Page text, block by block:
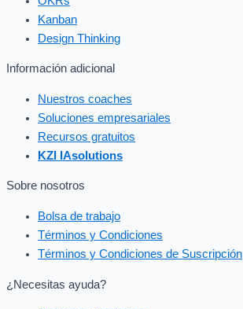
Kanban
Design Thinking
Información adicional
Nuestros coaches
Soluciones empresariales
Recursos gratuitos
KZI IAsolutions
Sobre nosotros
Bolsa de trabajo
Términos y Condiciones
Términos y Condiciones de Suscripción
¿Necesitas ayuda?